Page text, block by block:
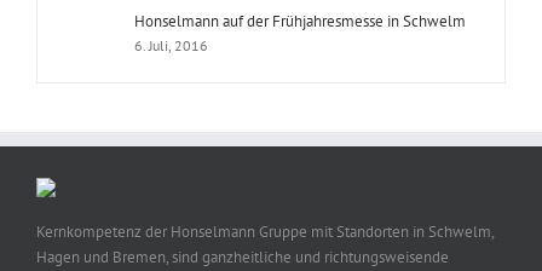
Honselmann auf der Frühjahresmesse in Schwelm
6. Juli, 2016
Kernkompetenz der Honselmann Gruppe mit Standorten in Schwelm,
Hagen und Bremen, sind ganzheitliche und richtungsweisende